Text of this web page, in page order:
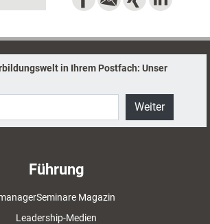
in Ihrem Postfach: Unser
Weiter
Führung
Magazin
Leadership-Medien